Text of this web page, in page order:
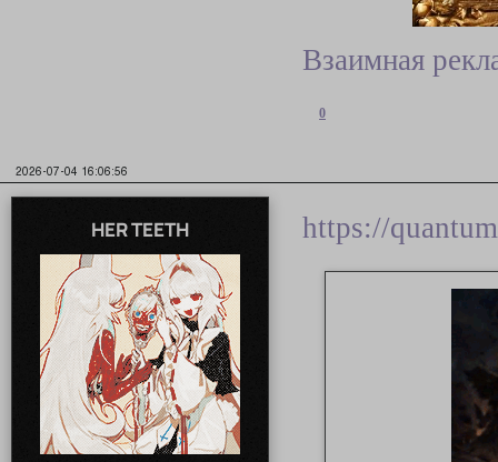
Взаимная
0
2026-07-04 16:06:56
HER TEETH https://